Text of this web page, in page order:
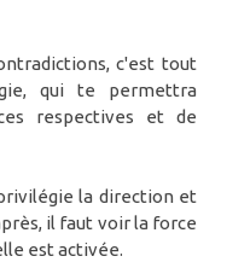
c'est tout
qui te permettra
respectives et de
la direction et
il faut voir la force
est activée.